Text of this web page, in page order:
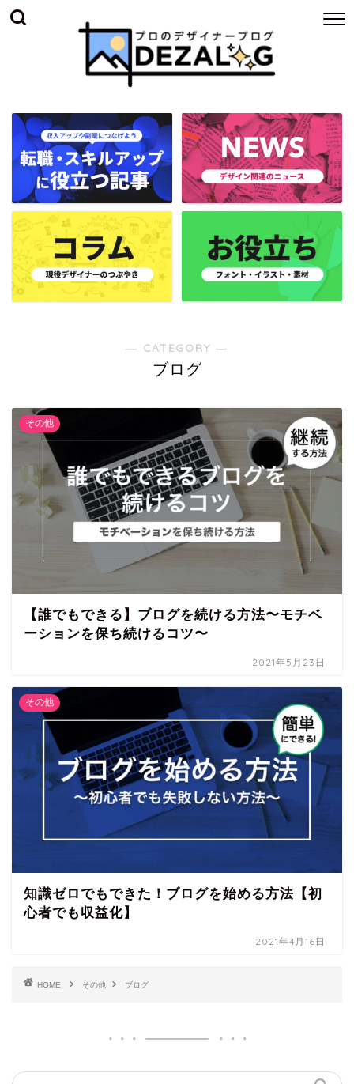
― CATEGORY ―
ブログ
その他
【誰でもできる】ブログを続ける方法〜モチベ
ーションを保ち続けるコツ〜
2021年5月23日
その他
知識ゼロでもできた！ブログを始める方法【初
心者でも収益化】
2021年4月16日
HOME その他 ブログ